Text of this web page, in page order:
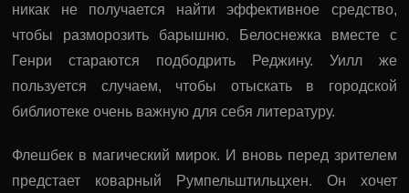
никак не получается найти эффективное средство,
чтобы разморозить барышню. Белоснежка вместе с
Генри стараются подбодрить Реджину. Уилл же
пользуется случаем, чтобы отыскать в городской
библиотеке очень важную для себя литературу.
Флешбек в магический мирок. И вновь перед зрителем
предстает коварный Румпельштильцхен. Он хочет